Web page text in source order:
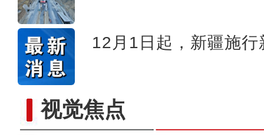
12月1日起，新疆施
视觉焦点侨乡故事 | 迪丽娜尔·阿布